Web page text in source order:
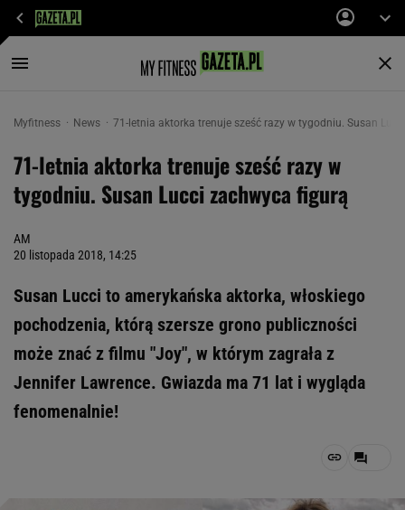
Myfitness News 71-letnia aktorka trenuje sześć razy w tygodniu. Susan
71-letnia aktorka trenuje sześć razy w
tygodniu. Susan Lucci zachwyca figurą
AM
20 listopada 2018, 14:25
Susan Lucci to amerykańska aktorka, włoskiego
pochodzenia, którą szersze grono publiczności
może znać z filmu "Joy", w którym zagrała z
Jennifer Lawrence. Gwiazda ma 71 lat i wygląda
fenomenalnie!